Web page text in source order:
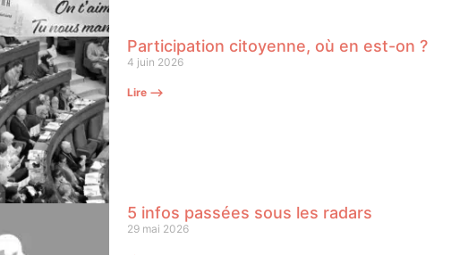
Participation citoyenne, où en est-on ?
4 juin 2026
Lire ⟶
5 infos passées sous les radars
29 mai 2026